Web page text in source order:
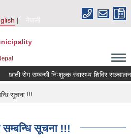
नेपाली
छाती रोग सम्बन्धी निःशुल्क स्वास्थ्य शिविर सञ्चालन
सूचना !!!
सम्बन्धि सूचना !!!